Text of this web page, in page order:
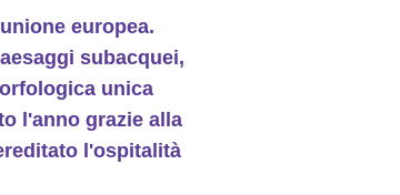
europea.
subacquei,
unica
l'anno grazie alla
l'ospitalità